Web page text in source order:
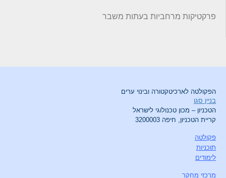
פרקטיקות מרחביות בעתות משבר
הפקולטה לארכיטקטורה ובינוי ערים
בניין סגו
הטכניון – מכון טכנולוגי לישראל
קריית הטכניון, חיפה 3200003
פקולטה
תוכניות
לימודים
מרכזי מחקר